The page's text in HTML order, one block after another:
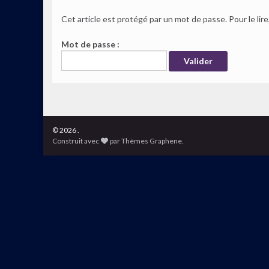
Cet article est protégé par un mot de passe. Pour le
Mot de passe :
© 2026 .
Construit avec
parThèmes Graphene.